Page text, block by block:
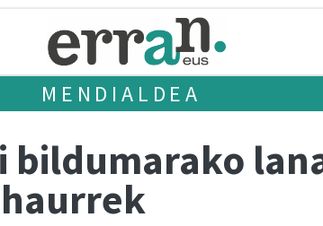
MENDIALDEA
bildumarako